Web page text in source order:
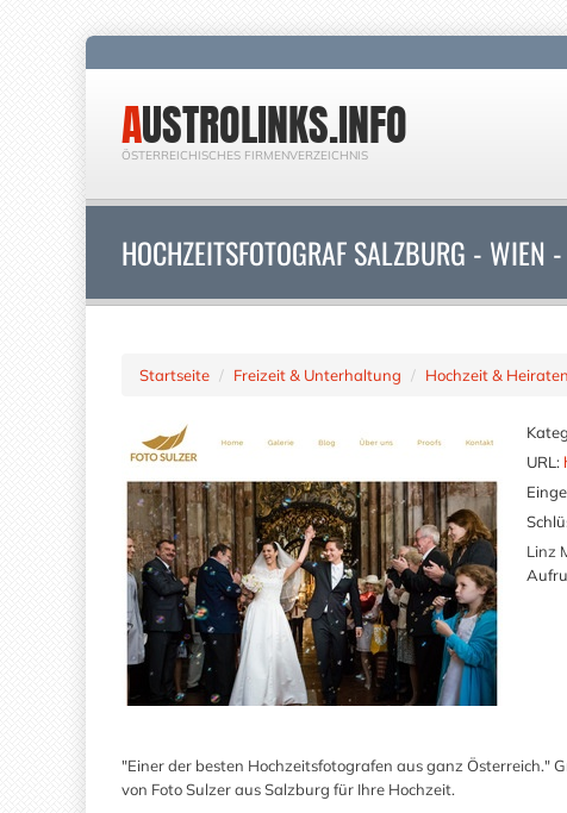
AUSTROLINKS.INFO
ÖSTERREICHISCHES FIRMENVERZEICHNIS
HOCHZEITSFOTOGRAF SALZBURG -
Startseite Freizeit & Unterhaltung Hochzeit & Heiraten
URL:
Linz
"Einer der besten Hochzeitsfotografen aus ganz Österreich."
von Foto Sulzer aus Salzburg für Ihre Hochzeit.